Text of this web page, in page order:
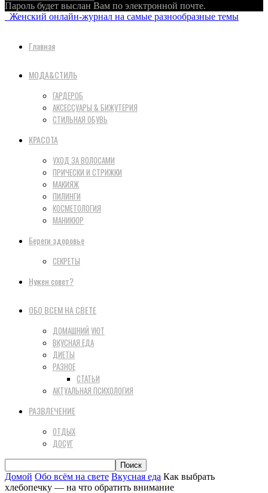
Пароль будет выслан Вам по электронной почте.
Женский онлайн-журнал на самые разнообразные темы
Главная
МОДА&СТИЛЬ
ГАРДЕРОБ
АКСЕССУАРЫ & БИЖУТЕРИЯ
СТИЛЬНАЯ ОБУВЬ
КРАСОТА
УХОД ЗА ВОЛОСАМИ
ПРИЧЕСКИ И СТРИЖКИ
МАКИЯЖ
ПИЛИНГИ
КОСМЕТОЛОГИЯ
МАНИКЮР
Береги здоровье
СЕКРЕТЫ
Нужен совет?
ОБО ВСЕМ НА СВЕТЕ
ДОМАШНИЙ УЮТ
ВКУСНАЯ ЕДА
ДИЕТЫ
РАЗНОЕ
СТАТЬИ
АКТУАЛЬНАЯ ПСИХОЛОГИЯ
РАЗВЛЕЧЕНИЕ
ОТДЫХ
ДОСУГ
Домой Обо всём на свете Вкусная еда Как выбрать
хлебопечку — на что обратить внимание